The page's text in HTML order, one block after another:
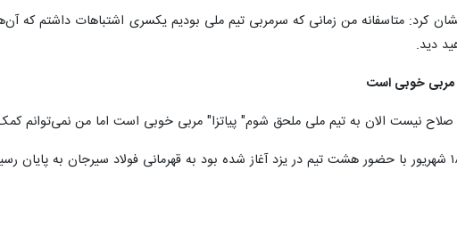
کرد: متاسفانه من زمانی که سرمربی تیم ملی بودیم یکسری اشتباهات داشتم که
دید.
مربی خوبی است
صلاح نیست الان به تیم ملی ملحق شوم" پیاتزا" مربی خوبی است اما من نمی‌توانم